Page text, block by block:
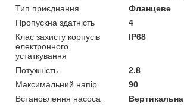
Тип приєднання
Фланцеве
Пропускна здатність
4
Клас захисту корпусів
електронного
устаткування
IP68
Потужність
2.8
Максимальний напір
90
Встановлення насоса
Вертикальна